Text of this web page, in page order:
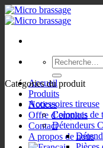
Passer
au
Recherche
pour :
Accueil
Produits
Notices
Offre d’emplois
Contact
A propos de nous
Catégories du produit
Accessoires tireuse
Colonnes de
Détendeurs